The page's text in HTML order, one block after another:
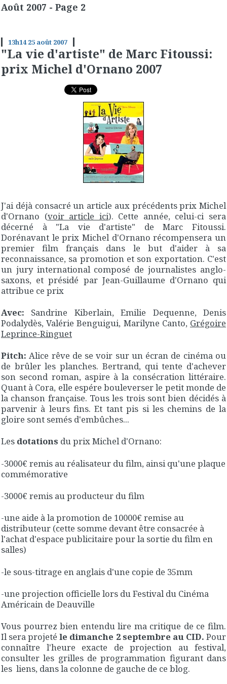
Août 2007 - Page 2
13h14 25 août 2007
"La vie d'artiste" de Marc Fitoussi:
prix Michel d'Ornano 2007
J'ai déjà consacré un article aux précédents prix Michel
d'Ornano (voir article ici). Cette année, celui-ci sera
décerné à "La vie d'artiste" de Marc Fitoussi.
Dorénavant le prix Michel d'Ornano récompensera un
premier film français dans le but d'aider à sa
reconnaissance, sa promotion et son exportation. C'est
un jury international composé de journalistes anglo-
saxons, et présidé par Jean-Guillaume d'Ornano qui
attribue ce prix
Avec: Sandrine Kiberlain, Emilie Dequenne, Denis
Podalydès, Valérie Benguigui, Marilyne Canto, Grégoire
Leprince-Ringuet
Pitch: Alice rêve de se voir sur un écran de cinéma ou
de brûler les planches. Bertrand, qui tente d'achever
son second roman, aspire à la consécration littéraire.
Quant à Cora, elle espére bouleverser le petit monde de
la chanson française. Tous les trois sont bien décidés à
parvenir à leurs fins. Et tant pis si les chemins de la
gloire sont semés d'embûches...
Les dotations du prix Michel d'Ornano:
-3000€ remis au réalisateur du film, ainsi qu'une plaque
commémorative
-3000€ remis au producteur du film
-une aide à la promotion de 10000€ remise au
distributeur (cette somme devant être consacrée à
l'achat d'espace publicitaire pour la sortie du film en
salles)
-le sous-titrage en anglais d'une copie de 35mm
-une projection officielle lors du Festival du Cinéma
Américain de Deauville
Vous pourrez bien entendu lire ma critique de ce film.
Il sera projetéle dimanche 2 septembre au CID. Pour
connaître l'heure exacte de projection au festival,
consulter les grilles de programmation figurant dans
les liens, dans la colonne de gauche de ce blog.